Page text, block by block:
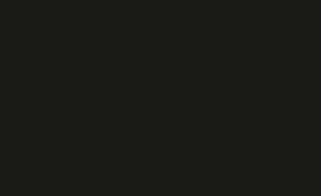
Flamengo tentou até o
ataques, em um lance